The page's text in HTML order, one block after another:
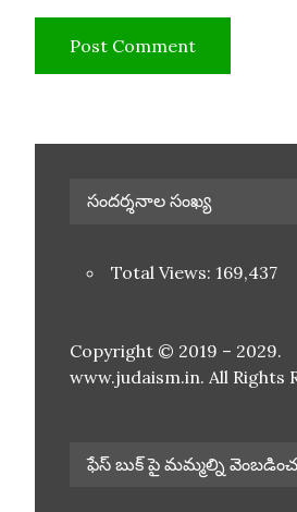
సందర్శనాల సంఖ్య
Total Views: 169,437
Copyright © 2019 – 2029.
www.judaism.in. All Rights
ఫేస్ బుక్ పై మమ్మల్ని